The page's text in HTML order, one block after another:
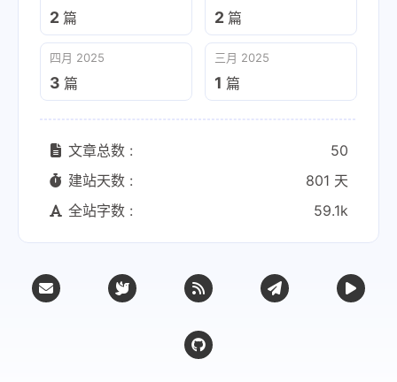
2 篇 2 篇
四月 2025
3 篇
三月 2025
1 篇
文章总数 :
50
建站天数 :
801 天
全站字数 :
59.1k